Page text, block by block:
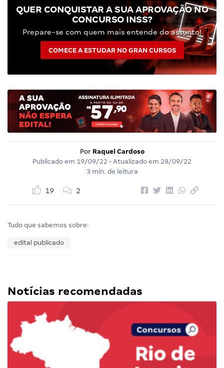
QUER CONQUISTAR A SUA APROVAÇÃO NO
CONCURSO INSS?
Prepare-se com quem mais entende do assunto!
COMECE A ESTUDAR NO GRAN CURSOS
Por Raquel Cardoso
Publicado em 19/09/22 • Atualizado em 28/09/22
3 min. de leitura
19 2
Tudo que sabemos sobre:
edital publicado
Notícias recomendadas